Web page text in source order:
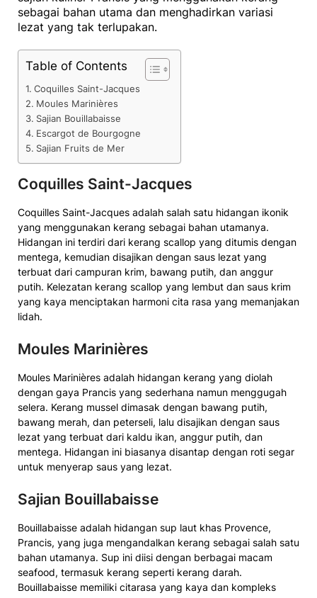
sebagai bahan utama dan menghadirkan variasi
lezat yang tak terlupakan.
Table of Contents
Coquilles Saint-Jacques
Moules Marinières
Sajian Bouillabaisse
Escargot de Bourgogne
Sajian Fruits de Mer
Coquilles Saint-Jacques
Coquilles Saint-Jacques adalah salah satu hidangan ikonik
yang menggunakan kerang sebagai bahan utamanya.
Hidangan ini terdiri dari kerang scallop yang ditumis dengan
mentega, kemudian disajikan dengan saus lezat yang
terbuat dari campuran krim, bawang putih, dan anggur
putih. Kelezatan kerang scallop yang lembut dan saus krim
yang kaya menciptakan harmoni cita rasa yang memanjakan
lidah.
Moules Marinières
Moules Marinières adalah hidangan kerang yang diolah
dengan gaya Prancis yang sederhana namun menggugah
selera. Kerang mussel dimasak dengan bawang putih,
bawang merah, dan peterseli, lalu disajikan dengan saus
lezat yang terbuat dari kaldu ikan, anggur putih, dan
mentega. Hidangan ini biasanya disantap dengan roti segar
untuk menyerap saus yang lezat.
Sajian Bouillabaisse
Bouillabaisse adalah hidangan sup laut khas Provence,
Prancis, yang juga mengandalkan kerang sebagai salah satu
bahan utamanya. Sup ini diisi dengan berbagai macam
seafood, termasuk kerang seperti kerang darah.
Bouillabaisse memiliki citarasa yang kaya dan kompleks